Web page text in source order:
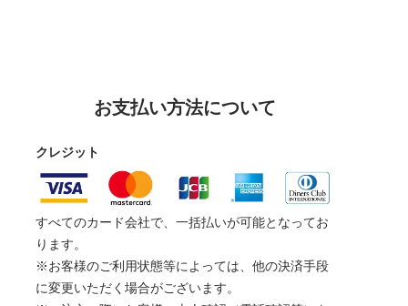
お支払い方法について
クレジット
すべてのカード会社で、一括払いが可能となってお
ります。
※お客様のご利用状態等によっては、他の決済手段
に変更いただく場合がございます。